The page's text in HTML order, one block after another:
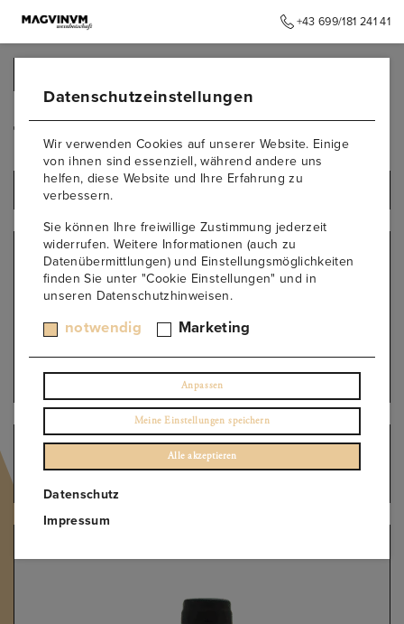
+43 699/181 241 41
trocken / brut
RESTZUCKERGEHALT
brut
extra brut
extratrocken
halbtrocken / extra dry
süß / sweet
Elemente anzeigen1 – 12of214
Datenschutzeinstellungen
Wir verwenden Cookies auf unserer Website. Einige
von ihnen sind essenziell, während andere uns
helfen, diese Website und Ihre Erfahrung zu
verbessern.
Sie können Ihre freiwillige Zustimmung jederzeit
widerrufen. Weitere Informationen (auch zu
Datenübermittlungen) und Einstellungsmöglichkeiten
finden Sie unter "Cookie Einstellungen" und in
unseren Datenschutzhinweisen.
notwendig Marketing
Anpassen
Meine Einstellungen speichern
Alle akzeptieren
Datenschutz
Impressum